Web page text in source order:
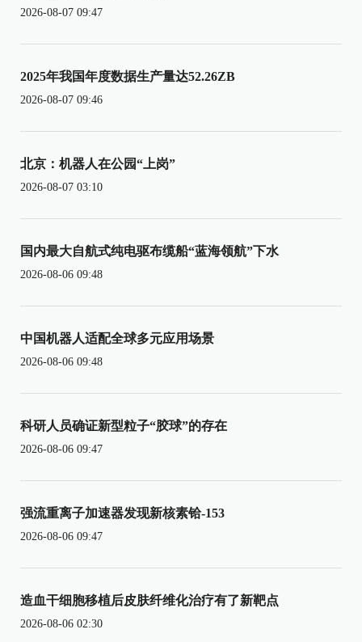
2026-08-07 09:47
2025年我国年度数据生产量达52.26ZB
2026-08-07 09:46
北京：机器人在公园“上岗”
2026-08-07 03:10
国内最大自航式纯电驱布缆船“蓝海领航”下水
2026-08-06 09:48
中国机器人适配全球多元应用场景
2026-08-06 09:48
科研人员确证新型粒子“胶球”的存在
2026-08-06 09:47
强流重离子加速器发现新核素铪-153
2026-08-06 09:47
造血干细胞移植后皮肤纤维化治疗有了新靶点
2026-08-06 02:30